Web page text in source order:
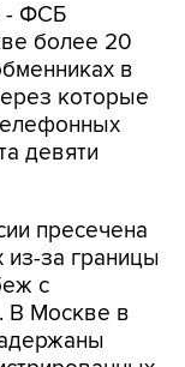
- ФСБ
более 20
в
которые
девяти
пресечена
за границы
с
В Москве в